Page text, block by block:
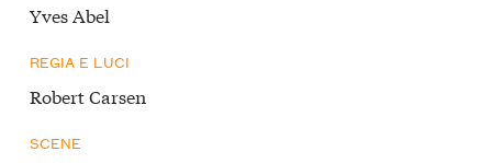
Yves Abel
REGIA E LUCI
Robert Carsen
SCENE